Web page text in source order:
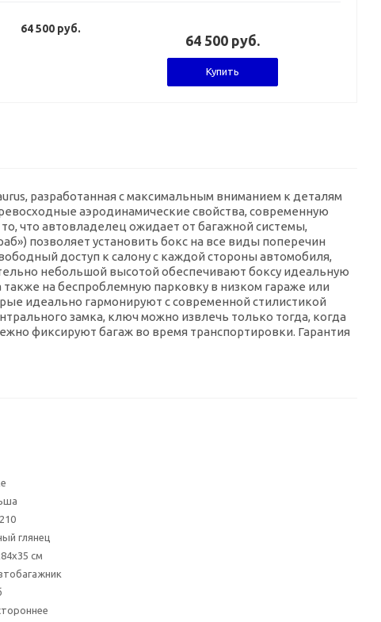
64 500 руб.
64 500 руб.
Купить
разработанная с максимальным вниманием к деталям
аэродинамические свойства, современную
что автовладелец ожидает от багажной системы,
позволяет установить бокс на все виды поперечин
доступ к салону с каждой стороны автомобиля,
небольшой высотой обеспечивают боксу идеальную
на беспроблемную парковку в низком гараже или
идеально гармонируют с современной стилистикой
замка, ключ можно извлечь только тогда, когда
фиксируют багаж во время транспортировки. Гарантия
глянец
см